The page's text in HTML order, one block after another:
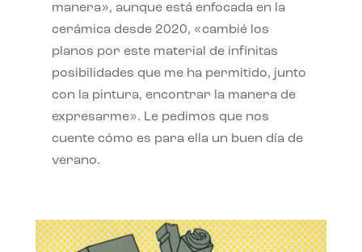
manera», aunque está enfocada en la
cerámica desde 2020, «cambié los
planos por este material de infinitas
posibilidades que me ha permitido, junto
con la pintura, encontrar la manera de
expresarme». Le pedimos que nos
cuente cómo es para ella un buen día de
verano.